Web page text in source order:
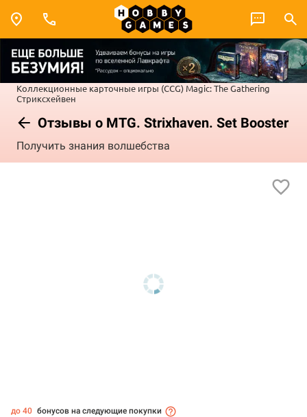
Коллекционные карточные игры (CCG) Magic: The Gathering
Стриксхейвен
Отзывы о MTG. Strixhaven. Set Booster
Получить знания волшебства
до 40 бонусов на следующие покупки